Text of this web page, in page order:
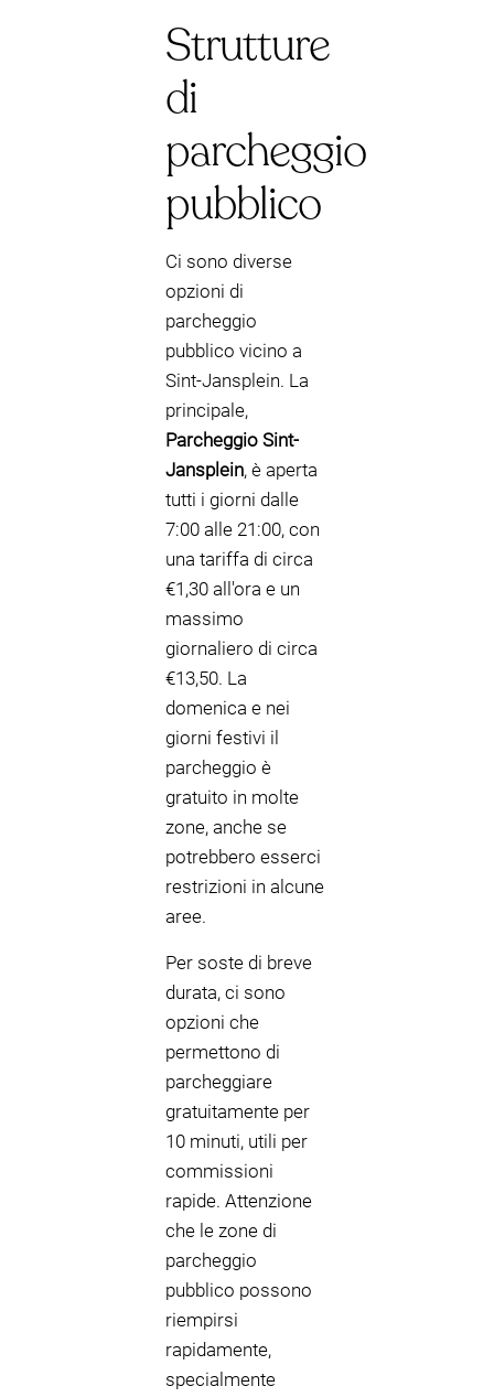
Strutture
di
parcheggio
pubblico
Ci sono diverse
opzioni di
parcheggio
pubblico vicino a
Sint-Jansplein. La
principale,
Parcheggio Sint-
Jansplein, è aperta
tutti i giorni dalle
7:00 alle 21:00, con
una tariffa di circa
€1,30 all'ora e un
massimo
giornaliero di circa
€13,50. La
domenica e nei
giorni festivi il
parcheggio è
gratuito in molte
zone, anche se
potrebbero esserci
restrizioni in alcune
aree.
Per soste di breve
durata, ci sono
opzioni che
permettono di
parcheggiare
gratuitamente per
10 minuti, utili per
commissioni
rapide. Attenzione
che le zone di
parcheggio
pubblico possono
riempirsi
rapidamente,
specialmente